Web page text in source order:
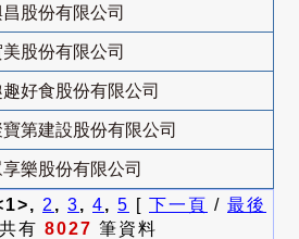
股份有限公司
股份有限公司
趣好食股份有限公司
第建設股份有限公司
享樂股份有限公司
2 , 3, 4, 5 [ 下一頁 / 最後
有 8027 筆資料